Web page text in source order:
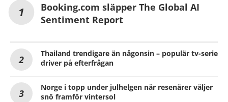
Booking.com släpper The Global AI
Sentiment Report
Thailand trendigare än någonsin – populär tv-serie
driver på efterfrågan
Norge i topp under julhelgen när resenärer väljer
snö framför vintersol